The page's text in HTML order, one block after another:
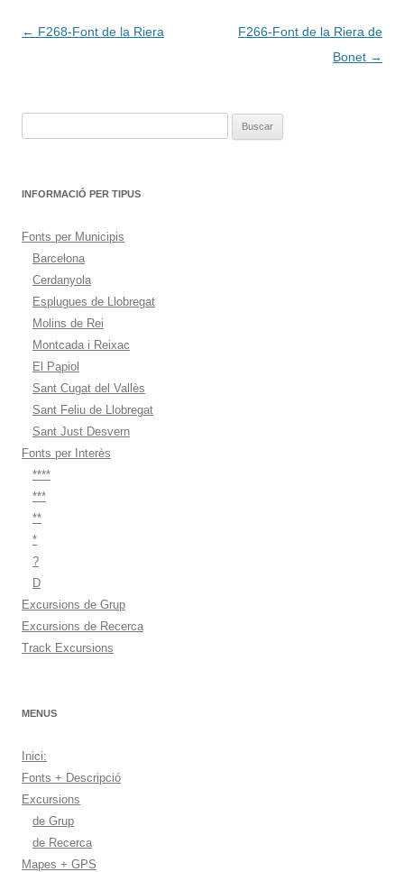
Navegación
← F268-Font de la Riera
F266-Font de la Riera de
Bonet →
INFORMACIÓ PER TIPUS
Fonts per Municipis
Barcelona
Cerdanyola
Esplugues de Llobregat
Molins de Rei
Montcada i Reixac
El Papiol
Sant Cugat del Vallès
Sant Feliu de Llobregat
Sant Just Desvern
Fonts per Interès
****
***
**
*
?
D
Excursions de Grup
Excursions de Recerca
Track Excursions
MENUS
Inici:
Fonts + Descripció
Excursions
de Grup
de Recerca
Mapes + GPS